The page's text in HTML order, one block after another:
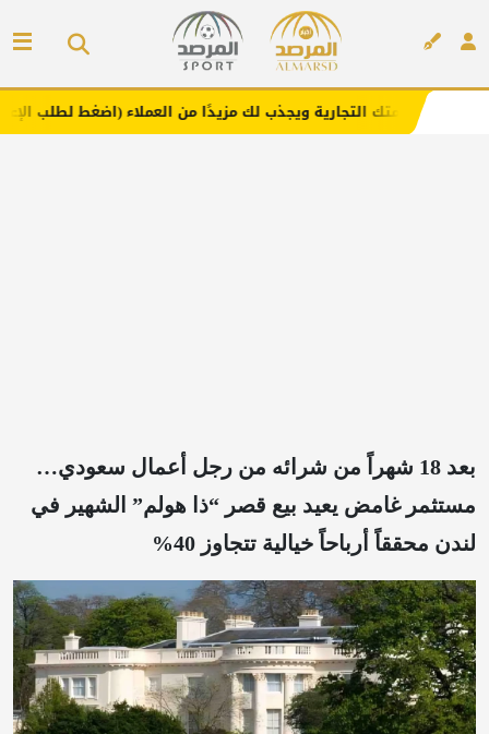
ويجذب لك مزيدًا من العملاء (اضغط لطلب الإعلان)
بعد 18 شهراً من شرائه من رجل أعمال سعودي…
مستثمر غامض يعيد بيع قصر “ذا هولم” الشهير في
لندن محققاً أرباحاً خيالية تتجاوز 40%